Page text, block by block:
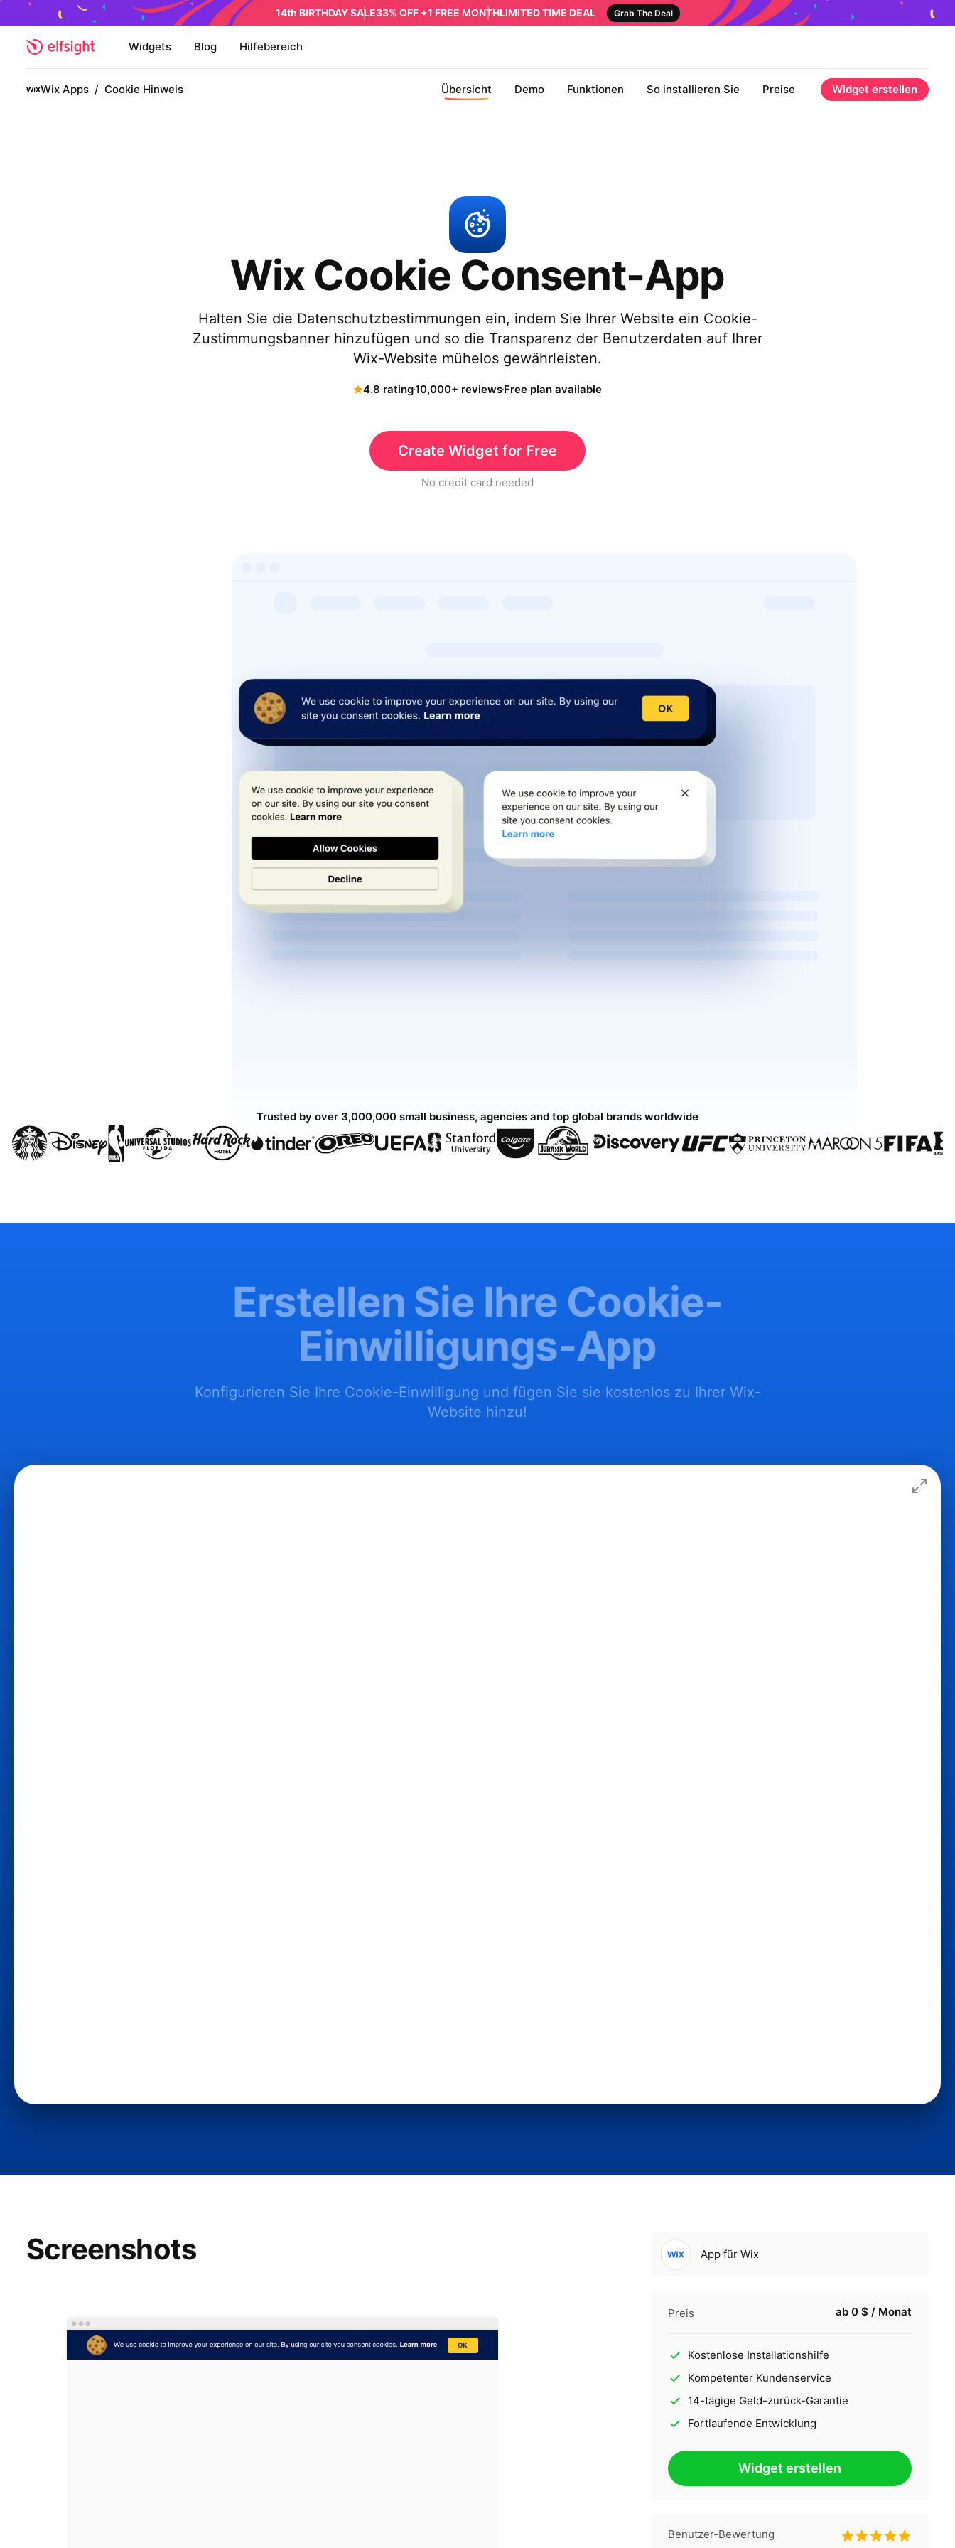
14th BIRTHDAY SALE33% OFF +1 FREE MONTHLIMITED TIME DEAL Grab The Deal
Widgets Blog Hilfebereich
Wix Apps / Cookie Hinweis Übersicht Demo Funktionen So installieren Sie Preise Widget erstellen
Wix Cookie Consent-App
Halten Sie die Datenschutzbestimmungen ein, indem Sie Ihrer Website ein Cookie-
Zustimmungsbanner hinzufügen und so die Transparenz der Benutzerdaten auf Ihrer
Wix-Website mühelos gewährleisten.
4.8 rating10,000+ reviewsFree plan available
Create Widget for Free
No credit card needed
Trusted by over 3,000,000 small business, agencies and top global brands worldwide
Erstellen Sie Ihre Cookie-
Einwilligungs-App
Konfigurieren Sie Ihre Cookie-Einwilligung und fügen Sie sie kostenlos zu Ihrer Wix-
Website hinzu!
Screenshots App für Wix
Preis ab 0 $ / Monat
Kostenlose Installationshilfe
Kompetenter Kundenservice
14-tägige Geld-zurück-Garantie
Fortlaufende Entwicklung
Widget erstellen
Benutzer-Bewertung